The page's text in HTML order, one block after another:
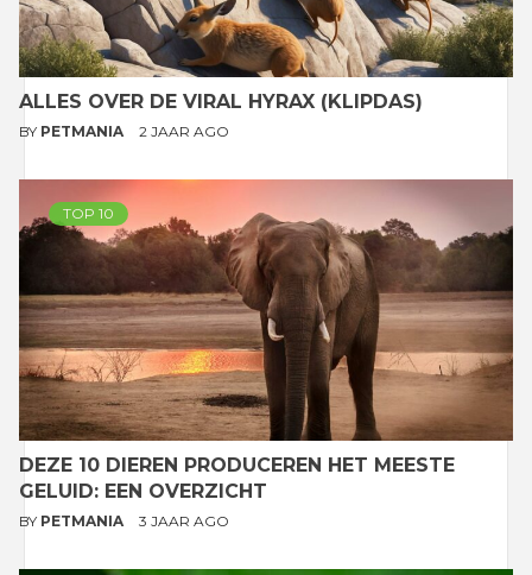
ALLES OVER DE VIRAL HYRAX (KLIPDAS)
BY PETMANIA 2 JAAR AGO
TOP 10
DEZE 10 DIEREN PRODUCEREN HET MEESTE
GELUID: EEN OVERZICHT
BY PETMANIA 3 JAAR AGO